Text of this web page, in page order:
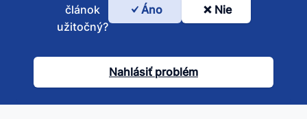
Bol
článok
užitočný?
článok
užitočný?
Áno Nie
Nahlásiť problém